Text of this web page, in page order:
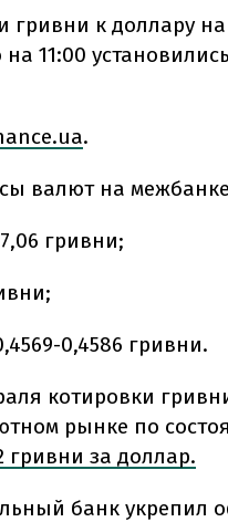
гривни к доллару
11:00
.
валют на
гривни;
0,4586 гривни.
котировки
рынке по
гривни за доллар.
банк укрепил